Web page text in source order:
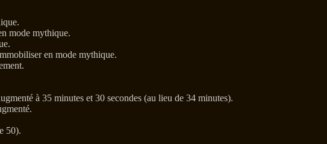
mode mythique.
en mode mythique.
à 35 minutes et 30 secondes (au lieu de 34 minutes).
50).